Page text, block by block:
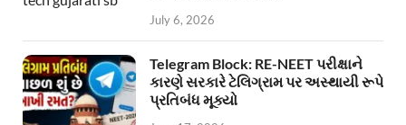
July 6, 2026
Telegram Block: RE-NEET પરીક્ષાને
કારણે સરકારે ટેલિગ્રામ પર અસ્થાયી રૂપે
પ્રતિબંધ મૂક્યો